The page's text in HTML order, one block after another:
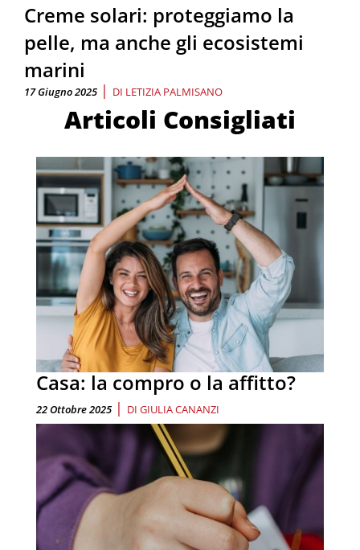
Creme solari: proteggiamo la
pelle, ma anche gli ecosistemi
marini
17 Giugno 2025 | DI LETIZIA PALMISANO
Articoli Consigliati
Casa: la compro o la affitto?
22 Ottobre 2025 | DI GIULIA CANANZI